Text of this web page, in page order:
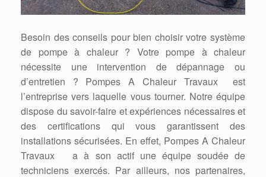
Besoin des conseils pour bien choisir votre système
de pompe à chaleur ? Votre pompe à chaleur
nécessite une intervention de dépannage ou
d’entretien ? Pompes A Chaleur Travaux est
l’entreprise vers laquelle vous tourner. Notre équipe
dispose du savoir-faire et expériences nécessaires et
des certifications qui vous garantissent des
installations sécurisées. En effet, Pompes A Chaleur
Travaux a à son actif une équipe soudée de
techniciens exercés. Par ailleurs, nos partenaires,